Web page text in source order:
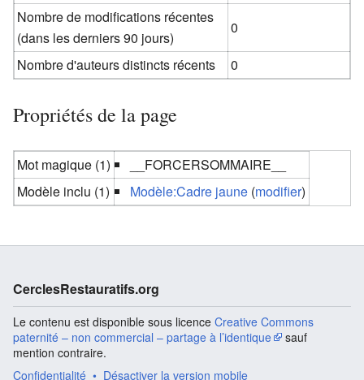
Nombre de modifications récentes
(dans les derniers 90 jours)
0
Nombre d'auteurs distincts récents
0
Propriétés de la page
Mot magique (1)
__FORCERSOMMAIRE__
Modèle inclu (1)
Modèle:Cadre jaune (modifier)
CerclesRestauratifs.org
Le contenu est disponible sous licence Creative Commons
paternité – non commercial – partage à l’identique
sauf
mention contraire.
Confidentialité
Désactiver la version mobile